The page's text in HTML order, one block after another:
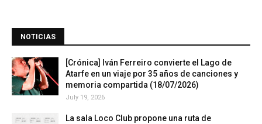
NOTICIAS
[Crónica] Iván Ferreiro convierte el Lago de
Atarfe en un viaje por 35 años de canciones y
memoria compartida (18/07/2026)
July 19, 2026
La sala Loco Club propone una ruta de